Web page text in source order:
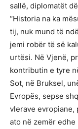
sallë, diplomatët
“Historia na ka
tij, nuk mund të
jemi robër të së
urtësi. Në Vjenë,
kontributin e tyre
Sot, në Bruksel,
Evropës, sepse
vlerave evropiane,
ato në zemër